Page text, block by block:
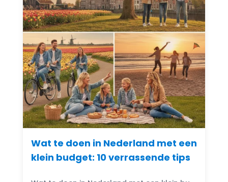
Wat te doen in Nederland met een
klein budget: 10 verrassende tips